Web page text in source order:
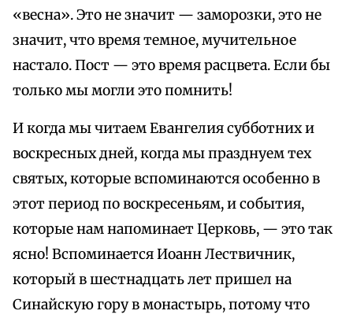
«весна». Это не значит — заморозки, это не
значит, что время темное, мучительное
настало. Пост — это время расцвета. Если бы
только мы могли это помнить!
И когда мы читаем Евангелия субботних и
воскресных дней, когда мы празднуем тех
святых, которые вспоминаются особенно в
этот период по воскресеньям, и события,
которые нам напоминает Церковь, — это так
ясно! Вспоминается Иоанн Лествичник,
который в шестнадцать лет пришел на
Синайскую гору в монастырь, потому что